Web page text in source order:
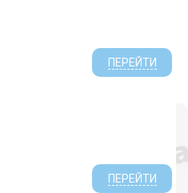
ПЕРЕЙТИ
ПЕРЕЙТИ